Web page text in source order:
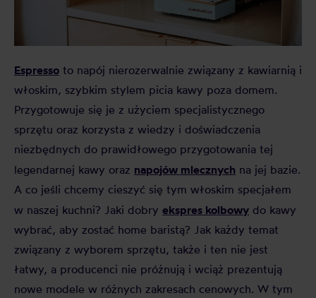
Espresso to napój nierozerwalnie związany z kawiarnią i
włoskim, szybkim stylem picia kawy poza domem.
Przygotowuje się je z użyciem specjalistycznego
sprzętu oraz korzysta z wiedzy i doświadczenia
niezbędnych do prawidłowego przygotowania tej
legendarnej kawy oraz napojów mlecznych na jej bazie.
A co jeśli chcemy cieszyć się tym włoskim specjałem
w naszej kuchni? Jaki dobry ekspres kolbowy do kawy
wybrać, aby zostać home baristą? Jak każdy temat
związany z wyborem sprzętu, także i ten nie jest
łatwy, a producenci nie próżnują i wciąż prezentują
nowe modele w różnych zakresach cenowych. W tym